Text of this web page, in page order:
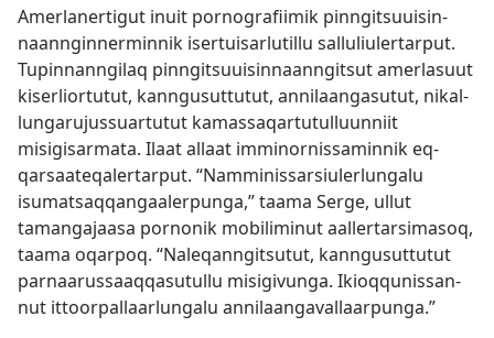
Amerlaner­tigut inuit por­nografiimik pin­ngitsuuisin­
naan­ngin­nermin­nik iser­tuisarlutil­lu sal­luliuler­tar­put.
Tupin­nan­ngilaq pin­ngitsuuisin­naan­ngitsut amerlasuut
kiserlior­tutut, kan­ngusut­tutut, an­nilaangasutut, nikal­
lungarujus­suar­tutut kamas­saqar­tutul­luun­niit
misigisarmata. Ilaat al­laat im­minor­nis­samin­nik eq­
qarsaateqaler­tar­put. “Nam­minis­sarsiulerlungalu
isumatsaq­qangaaler­punga,” taama Serge, ul­lut
tamangajaasa por­nonik mobiliminut aal­ler­tarsimasoq,
taama oqar­poq. “Naleqan­ngitsutut, kan­ngusut­tutut
par­naarus­saaq­qasutul­lu misigivunga. Ikioq­qunis­san­
nut it­toor­pal­laarlungalu an­nilaangaval­laar­punga.”